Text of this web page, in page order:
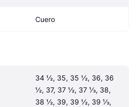
Cuero
34 ½, 35, 35 ½, 36, 36
½, 37, 37 ½, 37 ⅓, 38,
38 ½, 39, 39 ½, 39 ⅓,